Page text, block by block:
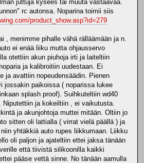
juttuja kysees tai muuta vastaavaa.
rc autonsa. Noparina toimii siis
product_show.asp?id=279
, menimme pihalle vähä rälläämään ja n.
ei enää liiku mutta ohjausservo
otettiin akun piuhoja irti ja laiteltiin
ja kalibroitiin uudestaan. Ei
ja avattiin nopeudensäädin. Pienen
jossakin paikoissa ( noparissa lukee
splash proof). Suihkuteltiin wd40
ja kokeiltiin , ei vaikutusta.
ja akunjohtoja muttei mitään. Oltiin jo
sitten oli lattialla ( virrat vielä päällä ) ja
yhtäkkiä auto rupes liikkumaan. Liikku
oli paljon ja ajateltiin ettei jaksa tänään
että tiivistä silikoonilla kaikki
pääse vettä sinne. No tänään aamulla